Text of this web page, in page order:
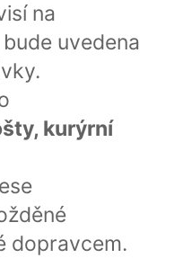
na
uvedena
kurýrní
dopravcem.